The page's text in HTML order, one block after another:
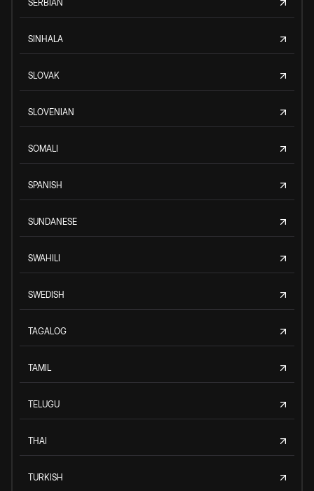
SERBIAN
SINHALA
SLOVAK
SLOVENIAN
SOMALI
SPANISH
SUNDANESE
SWAHILI
SWEDISH
TAGALOG
TAMIL
TELUGU
THAI
TURKISH